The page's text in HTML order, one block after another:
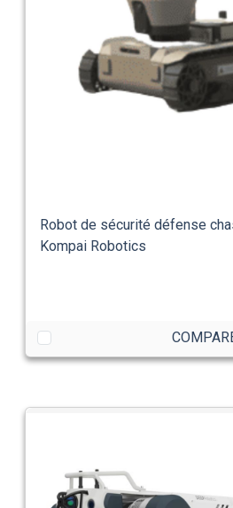
Robot de sécurité défense
Kompai Robotics